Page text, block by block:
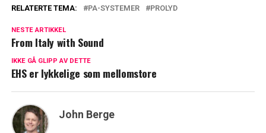
RELATERTE TEMA: PA-SYSTEMER PROLYD
NESTE ARTIKKEL
From Italy with Sound
IKKE GÅ GLIPP AV DETTE
EHS er lykkelige som mellomstore
John Berge